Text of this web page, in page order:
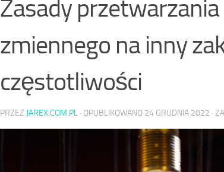
Zasady
zmiennego na inny
częstotliwości
PRZEZ JAREX.COM.PL · OPUBLIKOWANO 24 GRUDNIA 2022 ·